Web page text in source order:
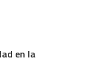
en la